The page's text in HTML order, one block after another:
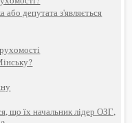
депутата з'являється
що їх начальник лідер ОЗГ,